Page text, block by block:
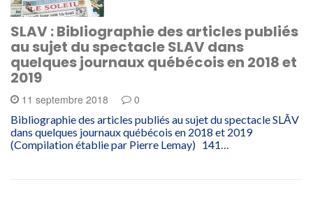
SLAV : Bibliographie des articles publiés
au sujet du spectacle SLAV dans
quelques journaux québécois en 2018 et
2019
11 septembre 2018 0
Bibliographie des articles publiés au sujet du spectacle SLĀV
dans quelques journaux québécois en 2018 et 2019
(Compilation établie par Pierre Lemay) 141…